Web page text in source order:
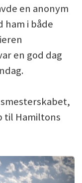
en anonym
ham i både
en god dag
til Hamiltons